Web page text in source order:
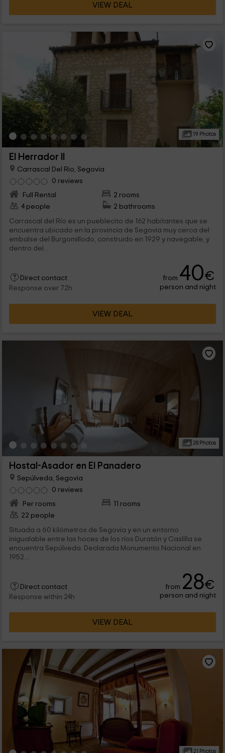
VIEW DEAL
19 Photos
El Herrador II
Carrascal Del Rio, Segovia
0 reviews
Full Rental
2 rooms
4 people
2 bathrooms
Carrascal del Río es un pueblecito de 162 habitantes que se
encuentra ubicado en la provincia de Segovia muy cerca del
embalse del Burgomillodo, construido en 1929 y navegable, y
dentro del...
Direct contact
Response over 72h
from 40€
person and night
VIEW DEAL
28 Photos
Hostal-Asador en El Panadero
Sepúlveda, Segovia
0 reviews
Per rooms
11 rooms
22 people
Situada a 60 kilómetros de Segovia y en un entorno
inigualable entre las hoces de los ríos Duratón y Caslilla se
encuentra Sepúlveda. Declarada Monumento Nacional en
1952....
Direct contact
Response within 24h
from 28€
person and night
VIEW DEAL
21 Photos